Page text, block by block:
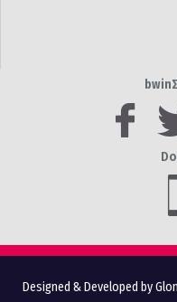
Designed & Developed by